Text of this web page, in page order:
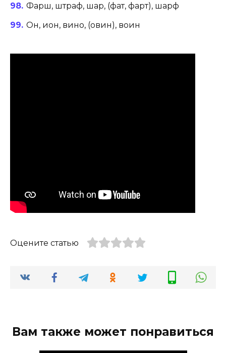
Фарш, штраф, шар, (фат, фарт), шарф
Он, ион, вино, (овин), воин
Оцените статью
Вам также может понравиться